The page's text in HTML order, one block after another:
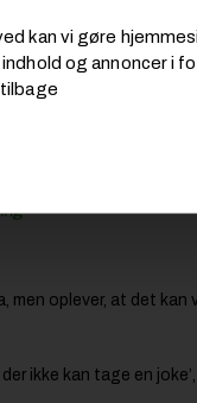
løsningerne, siger
og unge
faglighed og trivsel i
men oplever, at det
ikke kan tage en
kan vi gøre
og annoncer i